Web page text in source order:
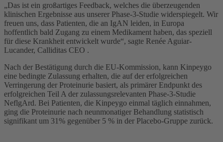
„Das ist ein großartiges Feedback, welches die überzeugenden
klinischen Ergebnisse aus unserer Phase-3-Studie widerspiegelt. Wir
freuen uns, dass Patienten, die an IgAN leiden, in Europa
hoffentlich bald Zugang zu einem Medikament haben, das speziell
für diese Krankheit entwickelt wurde“, sagte Renée Aguiar-
Lucander, Calliditas CEO .
Nach der Bestätigung durch die EU-Kommission, kann Kinpeygo
eine bedingte Zulassung erhalten, die auf der erfolgreichen
Verringerung der Proteinurie basiert, als primärer Endpunkt des
erfolgreichen Teil A der zulassungsrelevanten Phase-3-Studie
NeflgArd. Bei Patienten, die Kinpeygo einmal täglich einnahmen,
ging die Proteinurie nach neunmonatiger Behandlung statistisch
signifikant um 31% gegenüber 5 % in der Placebo-Gruppe zurück.